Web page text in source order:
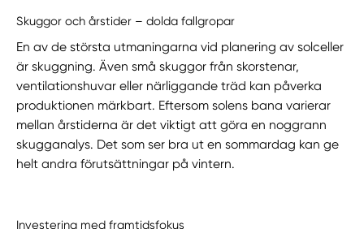
Skuggor och årstider – dolda fallgropar
En av de största utmaningarna vid planering av solceller
är skuggning. Även små skuggor från skorstenar,
ventilationshuvar eller närliggande träd kan påverka
produktionen märkbart. Eftersom solens bana varierar
mellan årstiderna är det viktigt att göra en noggrann
skugganalys. Det som ser bra ut en sommardag kan ge
helt andra förutsättningar på vintern.
Investering med framtidsfokus